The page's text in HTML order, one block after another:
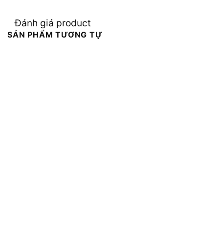
Đánh giá product
SẢN PHẨM TƯƠNG TỰ